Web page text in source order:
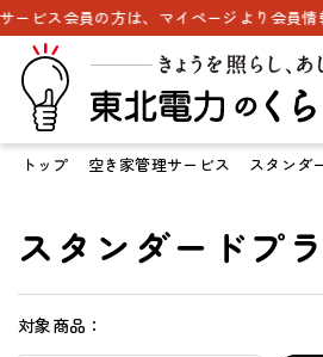
ビス会員の方は、マイページより会員情
トップ 空き家管理サービス スタンダ
スタンダードプ
対象商品：